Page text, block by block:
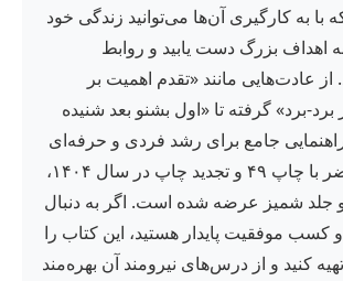
به کارگیری آن‌ها می‌توانید زندگی خود
اهداف بزرگ دست یابید و روابط
از عادت‌هایی مانند «تقدم اهمیت بر
برد» گرفته تا «اول بشنو بعد شنیده
جامع برای رشد فردی و حرفه‌ای
است. نسخه حاضر با چاپ ۴۹ و تجدید چاپ در سال ۱۴۰۴،
جلد شمیز عرضه شده است. اگر به دنبال
کسب موفقیت پایدار هستید، این کتاب را
کنید و از درس‌های نیرومند آن بهره‌مند